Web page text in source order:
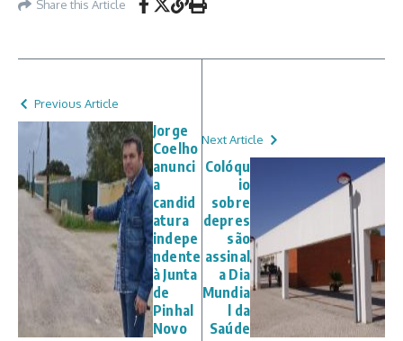
Share this Article
Previous Article
Jorge
Coelho
anunci
a
candid
atura
indepe
ndente
à Junta
de
Pinhal
Novo
Next Article
Colóqu
io
sobre
depres
são
assinal
a Dia
Mundia
l da
Saúde